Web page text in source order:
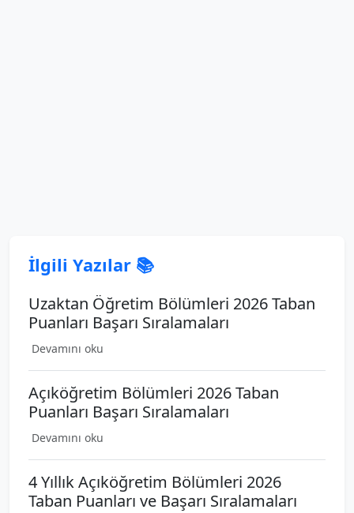
İlgili Yazılar 📚
Uzaktan Öğretim Bölümleri 2026 Taban
Puanları Başarı Sıralamaları
Devamını oku
Açıköğretim Bölümleri 2026 Taban
Puanları Başarı Sıralamaları
Devamını oku
4 Yıllık Açıköğretim Bölümleri 2026
Taban Puanları ve Başarı Sıralamaları